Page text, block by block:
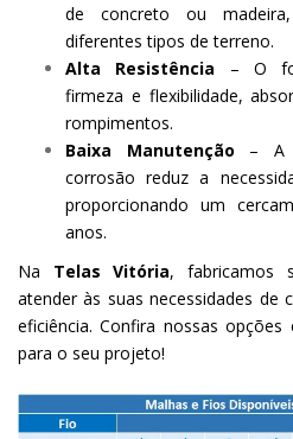
de concreto ou
diferentes tipos de terreno.
Alta Resistência – O
firmeza e flexibilidade,
rompimentos.
Baixa Manutenção – A
corrosão reduz a
proporcionando um
anos.
Na Telas Vitória, fabricamos
atender às suas necessidades de
eficiência. Confira nossas
para o seu projeto!